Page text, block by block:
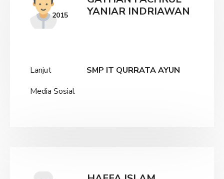
2015
YANIAR INDRIAWAN
Lanjut
SMP IT QURRATA AYUN
Media Sosial